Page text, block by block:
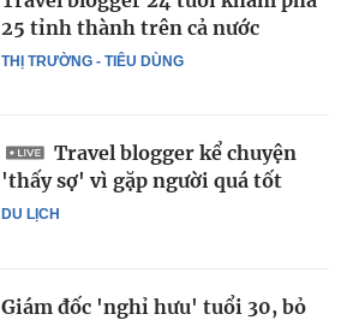
THỊ TRƯỜNG - TIÊU DÙNG
25 tỉnh thành trên cả nước
DU LỊCH
Travel blogger kể chuyện
'thấy sợ' vì gặp người quá tốt
Giám đốc 'nghỉ hưu' tuổi 30, bỏ